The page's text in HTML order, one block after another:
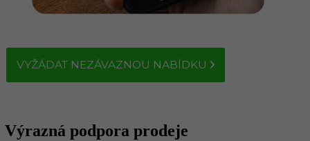
VYŽÁDAT NEZÁVAZNOU NABÍDKU
Výrazná podpora prodeje